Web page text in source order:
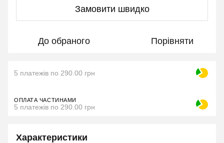
Замовити швидко
До обраного Порівняти
5 платежів по 290.00 грн
ОПЛАТА ЧАСТИНАМИ
5 платежів по 290.00 грн
Характеристики